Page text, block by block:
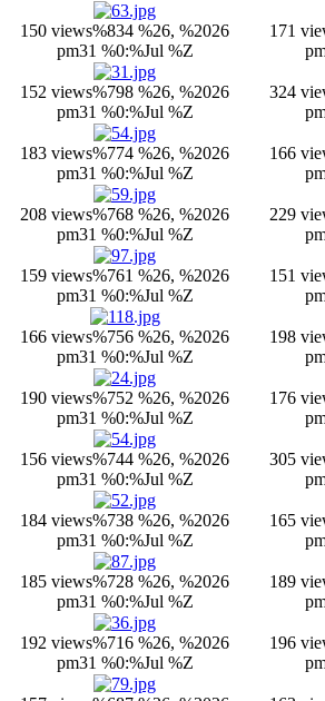
150 views%834 %26, %2026
pm31 %0:%Jul %Z
171
152 views%798 %26, %2026
pm31 %0:%Jul %Z
324
183 views%774 %26, %2026
pm31 %0:%Jul %Z
166
208 views%768 %26, %2026
pm31 %0:%Jul %Z
229
159 views%761 %26, %2026
pm31 %0:%Jul %Z
151
166 views%756 %26, %2026
pm31 %0:%Jul %Z
198
190 views%752 %26, %2026
pm31 %0:%Jul %Z
176
156 views%744 %26, %2026
pm31 %0:%Jul %Z
305
184 views%738 %26, %2026
pm31 %0:%Jul %Z
165
185 views%728 %26, %2026
pm31 %0:%Jul %Z
189
192 views%716 %26, %2026
pm31 %0:%Jul %Z
196